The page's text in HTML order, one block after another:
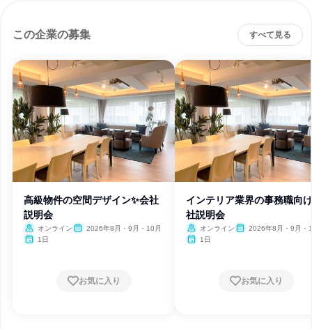
この企業の募集 すべて見る
高級物件の空間デザイン✨会社
説明会
オンライン
2026年8月・9月・10月
1日
お気に入り
インテリア業界の事務職向
社説明会
オンライン
2026年8月・9月・
1日
お気に入り